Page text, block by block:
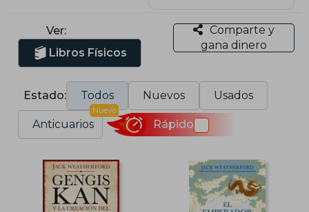
Ver:
Libros Físicos
Comparte y
gana dinero
Estado: Todos Nuevos Usados
Anticuarios
Nuevo
Rápido